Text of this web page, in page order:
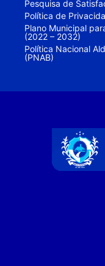
Pesquisa de
Política de
Plano Municipal
(2022 – 2032)
Política Nacional
(PNAB)